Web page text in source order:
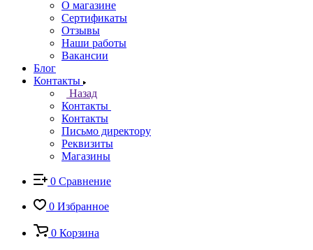
О магазине
Сертификаты
Отзывы
Наши работы
Вакансии
Блог
Контакты
Назад
Контакты
Контакты
Письмо директору
Реквизиты
Магазины
0 Сравнение
0 Избранное
0 Корзина